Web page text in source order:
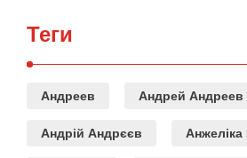
Теги
Андреев Андрей Андреев
Андрій Андрєєв